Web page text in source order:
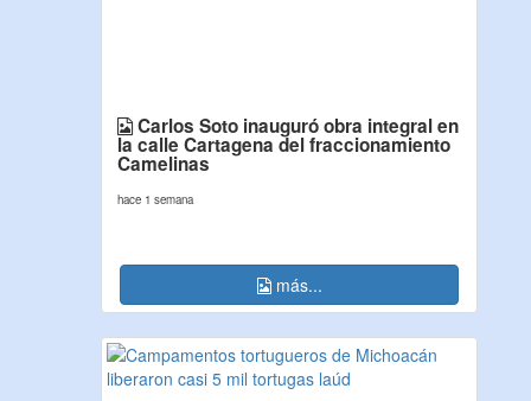
Carlos Soto inauguró obra integral en
la calle Cartagena del fraccionamiento
Camelinas
hace 1 semana
más...